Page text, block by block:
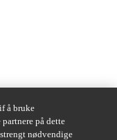
å bruke
på dette
nødvendige